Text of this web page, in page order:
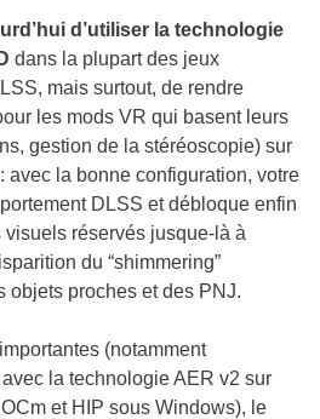
d’utiliser la technologie
dans la plupart des jeux
mais surtout, de rendre
les mods VR qui basent leurs
gestion de la stéréoscopie) sur
avec la bonne configuration, votre
DLSS et débloque enfin
visuels réservés jusque-là à
du “shimmering”
objets proches et des PNJ.
(notamment
la technologie AER v2 sur
et HIP sous Windows), le